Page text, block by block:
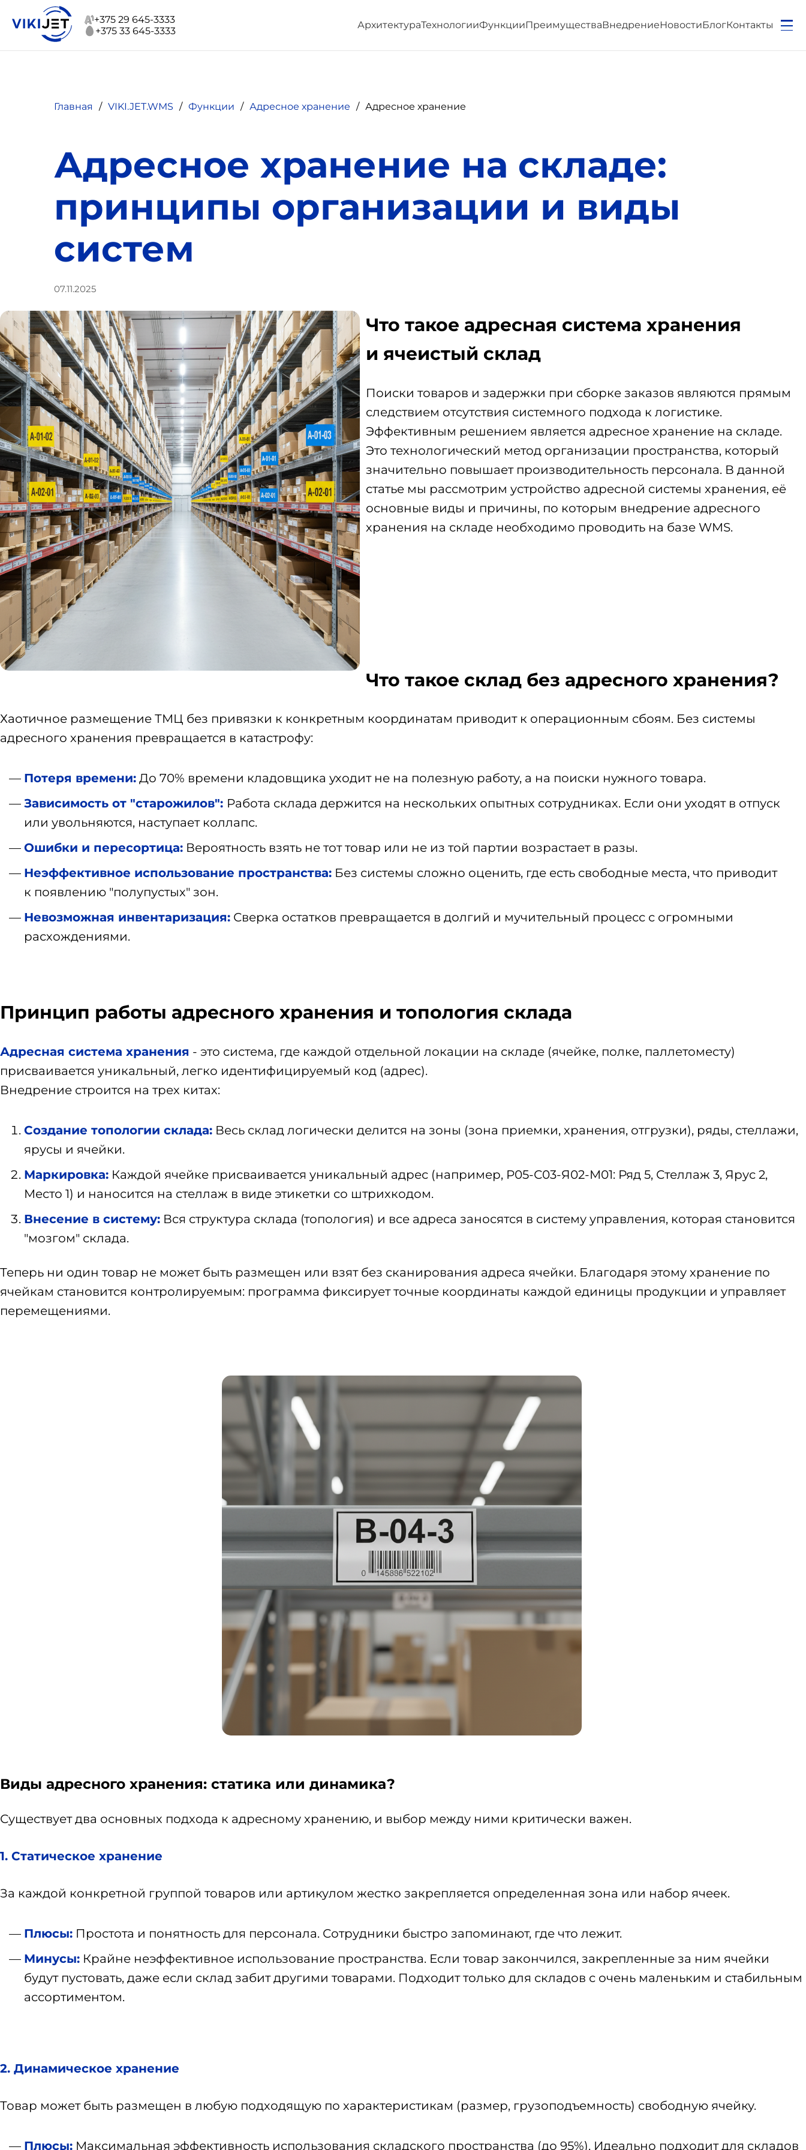
+375 29 645-3333
+375 33 645-3333
АрхитектураТехнологииФункцииПреимуществаВнедрениеНовостиБлогКонтакты
Главная VIKI.JET.WMS Функции Адресное хранение Адресное хранение
Адресное хранение на складе:
принципы организации и виды
систем
07.11.2025
Что такое адресная система хранения
и ячеистый склад
Поиски товаров и задержки при сборке заказов являются прямым
следствием отсутствия системного подхода к логистике.
Эффективным решением является адресное хранение на складе.
Это технологический метод организации пространства, который
значительно повышает производительность персонала. В данной
статье мы рассмотрим устройство адресной системы хранения, её
основные виды и причины, по которым внедрение адресного
хранения на складе необходимо проводить на базе WMS.
Что такое склад без адресного хранения?
Хаотичное размещение ТМЦ без привязки к конкретным координатам приводит к операционным сбоям. Без системы
адресного хранения превращается в катастрофу:
Потеря времени: До 70% времени кладовщика уходит не на полезную работу, а на поиски нужного товара.
Зависимость от "старожилов": Работа склада держится на нескольких опытных сотрудниках. Если они уходят в отпуск
или увольняются, наступает коллапс.
Ошибки и пересортица: Вероятность взять не тот товар или не из той партии возрастает в разы.
Неэффективное использование пространства: Без системы сложно оценить, где есть свободные места, что приводит
к появлению "полупустых" зон.
Невозможная инвентаризация: Сверка остатков превращается в долгий и мучительный процесс с огромными
расхождениями.
Принцип работы адресного хранения и топология склада
Адресная система хранения - это система, где каждой отдельной локации на складе (ячейке, полке, паллетоместу)
присваивается уникальный, легко идентифицируемый код (адрес).
Внедрение строится на трех китах:
Создание топологии склада: Весь склад логически делится на зоны (зона приемки, хранения, отгрузки), ряды, стеллажи,
ярусы и ячейки.
Маркировка: Каждой ячейке присваивается уникальный адрес (например, Р05-С03-Я02-М01: Ряд 5, Стеллаж 3, Ярус 2,
Место 1) и наносится на стеллаж в виде этикетки со штрихкодом.
Внесение в систему: Вся структура склада (топология) и все адреса заносятся в систему управления, которая становится
"мозгом" склада.
Теперь ни один товар не может быть размещен или взят без сканирования адреса ячейки. Благодаря этому хранение по
ячейкам становится контролируемым: программа фиксирует точные координаты каждой единицы продукции и управляет
перемещениями.
Виды адресного хранения: статика или динамика?
Существует два основных подхода к адресному хранению, и выбор между ними критически важен.
1. Статическое хранение
За каждой конкретной группой товаров или артикулом жестко закрепляется определенная зона или набор ячеек.
Плюсы: Простота и понятность для персонала. Сотрудники быстро запоминают, где что лежит.
Минусы: Крайне неэффективное использование пространства. Если товар закончился, закрепленные за ним ячейки
будут пустовать, даже если склад забит другими товарами. Подходит только для складов с очень маленьким и стабильным
ассортиментом.
2. Динамическое хранение
Товар может быть размещен в любую подходящую по характеристикам (размер, грузоподъемность) свободную ячейку.
Плюсы: Максимальная эффективность использования складского пространства (до 95%). Идеально подходит для складов